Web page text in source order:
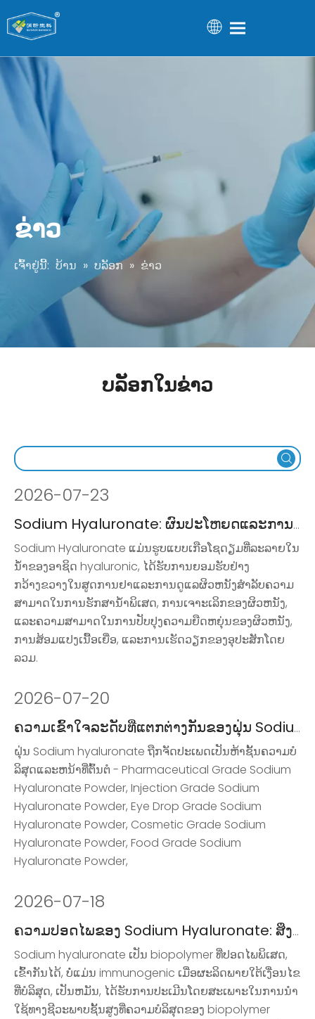
ຂ່າວ
ເຈົ້າຢູ່ນີ້: ບ້ານ » ບລັອກ » ຂ່າວ
ບລັອກໃນຂ່າວ
2026-07-23
Sodium Hyaluronate: ຜົນປະໂຫຍດແລະການນໍາໃຊ້ໃນການດູແລຜິວຫນັງ
Sodium Hyaluronate ແມ່ນຮູບແບບເກືອໂຊດຽມທີ່ລະລາຍໃນ
ນ້ໍາຂອງອາຊິດ hyaluronic, ໄດ້ຮັບການຍອມຮັບຢ່າງ
ກວ້າງຂວາງໃນສູດການຢາແລະການດູແລຜິວຫນັງສໍາລັບຄວາມ
ສາມາດໃນການຮັກສານ້ໍາພິເສດ, ການເຈາະເລິກຂອງຜິວຫນັງ,
ແລະຄວາມສາມາດໃນການປັບປຸງຄວາມຍືດຫຍຸ່ນຂອງຜິວຫນັງ,
ການສ້ອມແປງເນື້ອເຍື່ອ, ແລະການເຮັດວຽກຂອງອຸປະສັກໂດຍ
ລວມ.
2026-07-20
ຄວາມເຂົ້າໃຈລະດັບທີ່ແຕກຕ່າງກັນຂອງຝຸ່ນ Sodium Hyaluronate
ຝຸ່ນ Sodium hyaluronate ຖືກຈັດປະເພດເປັນຫ້າຊັ້ນຄວາມບໍ
ລິສຸດແລະຫນ້າທີ່ຕົ້ນຕໍ - Pharmaceutical Grade Sodium
Hyaluronate Powder, Injection Grade Sodium
Hyaluronate Powder, Eye Drop Grade Sodium
Hyaluronate Powder, Cosmetic Grade Sodium
Hyaluronate Powder, Food Grade Sodium
Hyaluronate Powder,
2026-07-18
ຄວາມປອດໄພຂອງ Sodium Hyaluronate: ສິ່ງທີ່ທ່ານຈໍາເປັນຕ້ອງຮູ້
Sodium hyaluronate ເປັນ biopolymer ທີ່ປອດໄພພິເສດ,
ເຂົ້າກັນໄດ້, ບໍ່ແມ່ນ immunogenic ເມື່ອຜະລິດພາຍໃຕ້ເງື່ອນໄຂ
ທີ່ບໍລິສຸດ, ເປັນຫມັນ, ໄດ້ຮັບການປະເມີນໂດຍສະເພາະໃນການນໍາ
ໃຊ້ທາງຊີວະພາບຊັ້ນສູງທີ່ຄວາມບໍລິສຸດຂອງ biopolymer